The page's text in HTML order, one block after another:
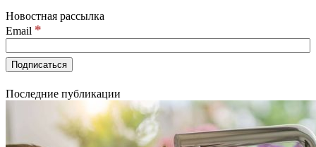
Новостная рассылка
Email *
Последние публикации